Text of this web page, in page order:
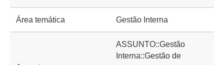
Área temática Gestão Interna
ASSUNTO::Gestão
Interna::Gestão de